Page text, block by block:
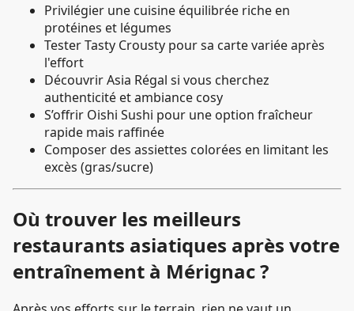
Privilégier une cuisine équilibrée riche en
protéines et légumes
Tester Tasty Crousty pour sa carte variée après
l'effort
Découvrir Asia Régal si vous cherchez
authenticité et ambiance cosy
S’offrir Oishi Sushi pour une option fraîcheur
rapide mais raffinée
Composer des assiettes colorées en limitant les
excès (gras/sucre)
Où trouver les meilleurs
restaurants asiatiques après votre
entraînement à Mérignac ?